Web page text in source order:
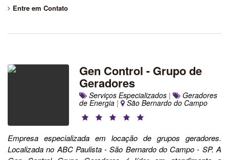
Entre em Contato
Gen Control - Grupo de
Geradores
Serviços Especializados | Geradores
de Energia | São Bernardo do Campo
Empresa especializada em locação de grupos geradores.
Localizada no ABC Paulista - São Bernardo do Campo - SP. A